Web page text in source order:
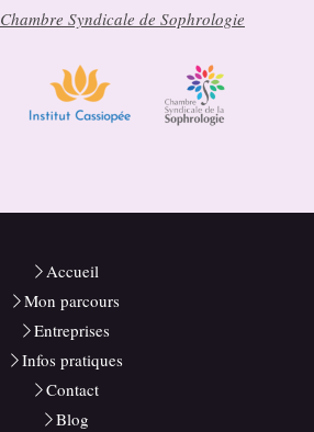
Chambre Syndicale de Sophrologie
Accueil
Mon parcours
Entreprises
Infos pratiques
Contact
Blog